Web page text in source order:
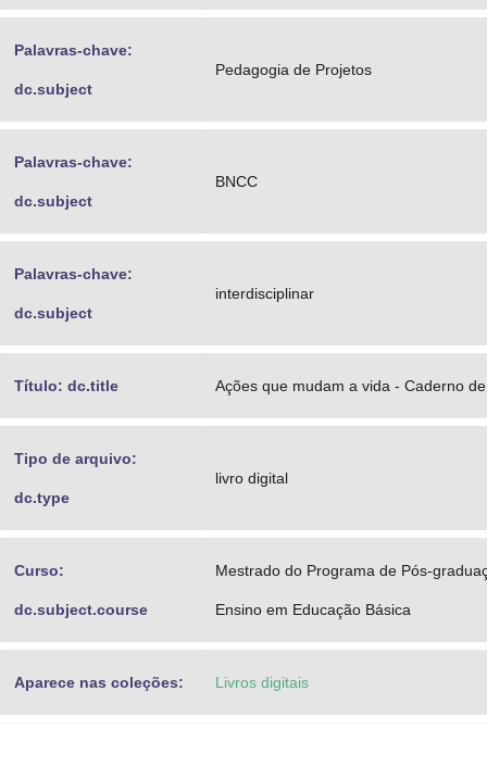
Palavras-chave:
dc.subject
Pedagogia de Projetos
Palavras-chave:
dc.subject
BNCC
Palavras-chave:
dc.subject
interdisciplinar
Título: dc.title Ações que mudam a vida - Caderno
Tipo de arquivo:
dc.type
livro digital
Curso:
dc.subject.course
Mestrado do Programa de Pós-
Ensino em Educação Básica
Aparece nas coleções: Livros digitais